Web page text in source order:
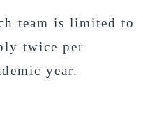
team is limited to
twice per
year.